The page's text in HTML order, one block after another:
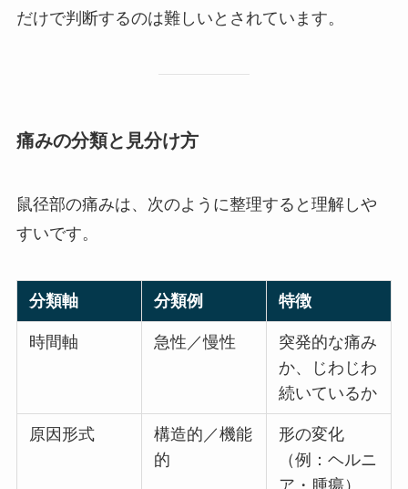
だけで判断するのは難しいとされています。
痛みの分類と見分け方
鼠径部の痛みは、次のように整理すると理解しや
すいです。
分類軸 分類例 特徴
時間軸 急性／慢性
突発的な痛み
か、じわじわ
続いているか
原因形式
構造的／機能
的
形の変化
（例：ヘルニ